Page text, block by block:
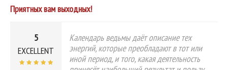
Приятных вам выходных!
5
EXCELLENT
Календарь ведьмы даёт описание тех
энергий, которые преобладают в тот или
иной период, и того, какая деятельность